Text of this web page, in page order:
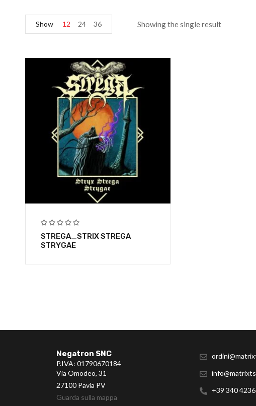
Showing the single result
Show 12 24 36
STREGA_STRIX STREGA
STRYGAE
Negatron SNC
P.IVA: 01790670184
Via Omodeo, 31
27100 Pavia PV
Guarda sulla mappa
+39 340